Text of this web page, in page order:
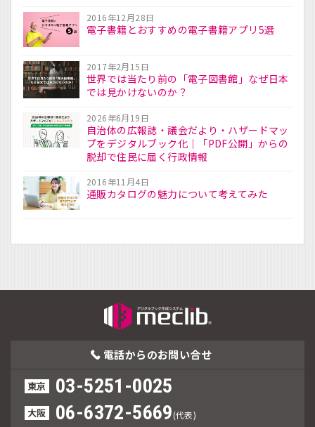
2016年12月28日
電子書籍とおすすめの電子書籍アプリ5選
2017年2月15日
世界では当たり前の「電子図書館」なぜ日本
では見かけないのか？
2026年6月19日
自治体の広報誌・議会だより・ハザードマッ
プをデジタルブック化｜「PDF公開」からの
脱却で住民に届く行政情報
2016年11月4日
通販カタログの魅力について考えてみた
電話からのお問い合せ
東京 03-5251-0025
大阪 06-6372-5669(代表)